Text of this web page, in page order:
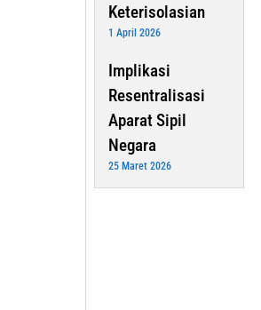
Keterisolasian
1 April 2026
Implikasi
Resentralisasi
Aparat Sipil
Negara
25 Maret 2026